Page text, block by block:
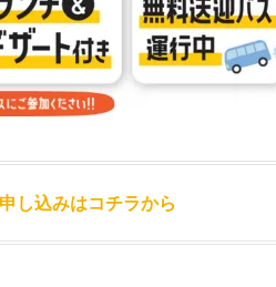
し込みはコチラから